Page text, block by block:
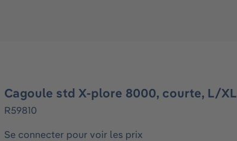
Cagoule std X-plore 8000, courte, L/XL
R59810
Se connecter pour voir les prix